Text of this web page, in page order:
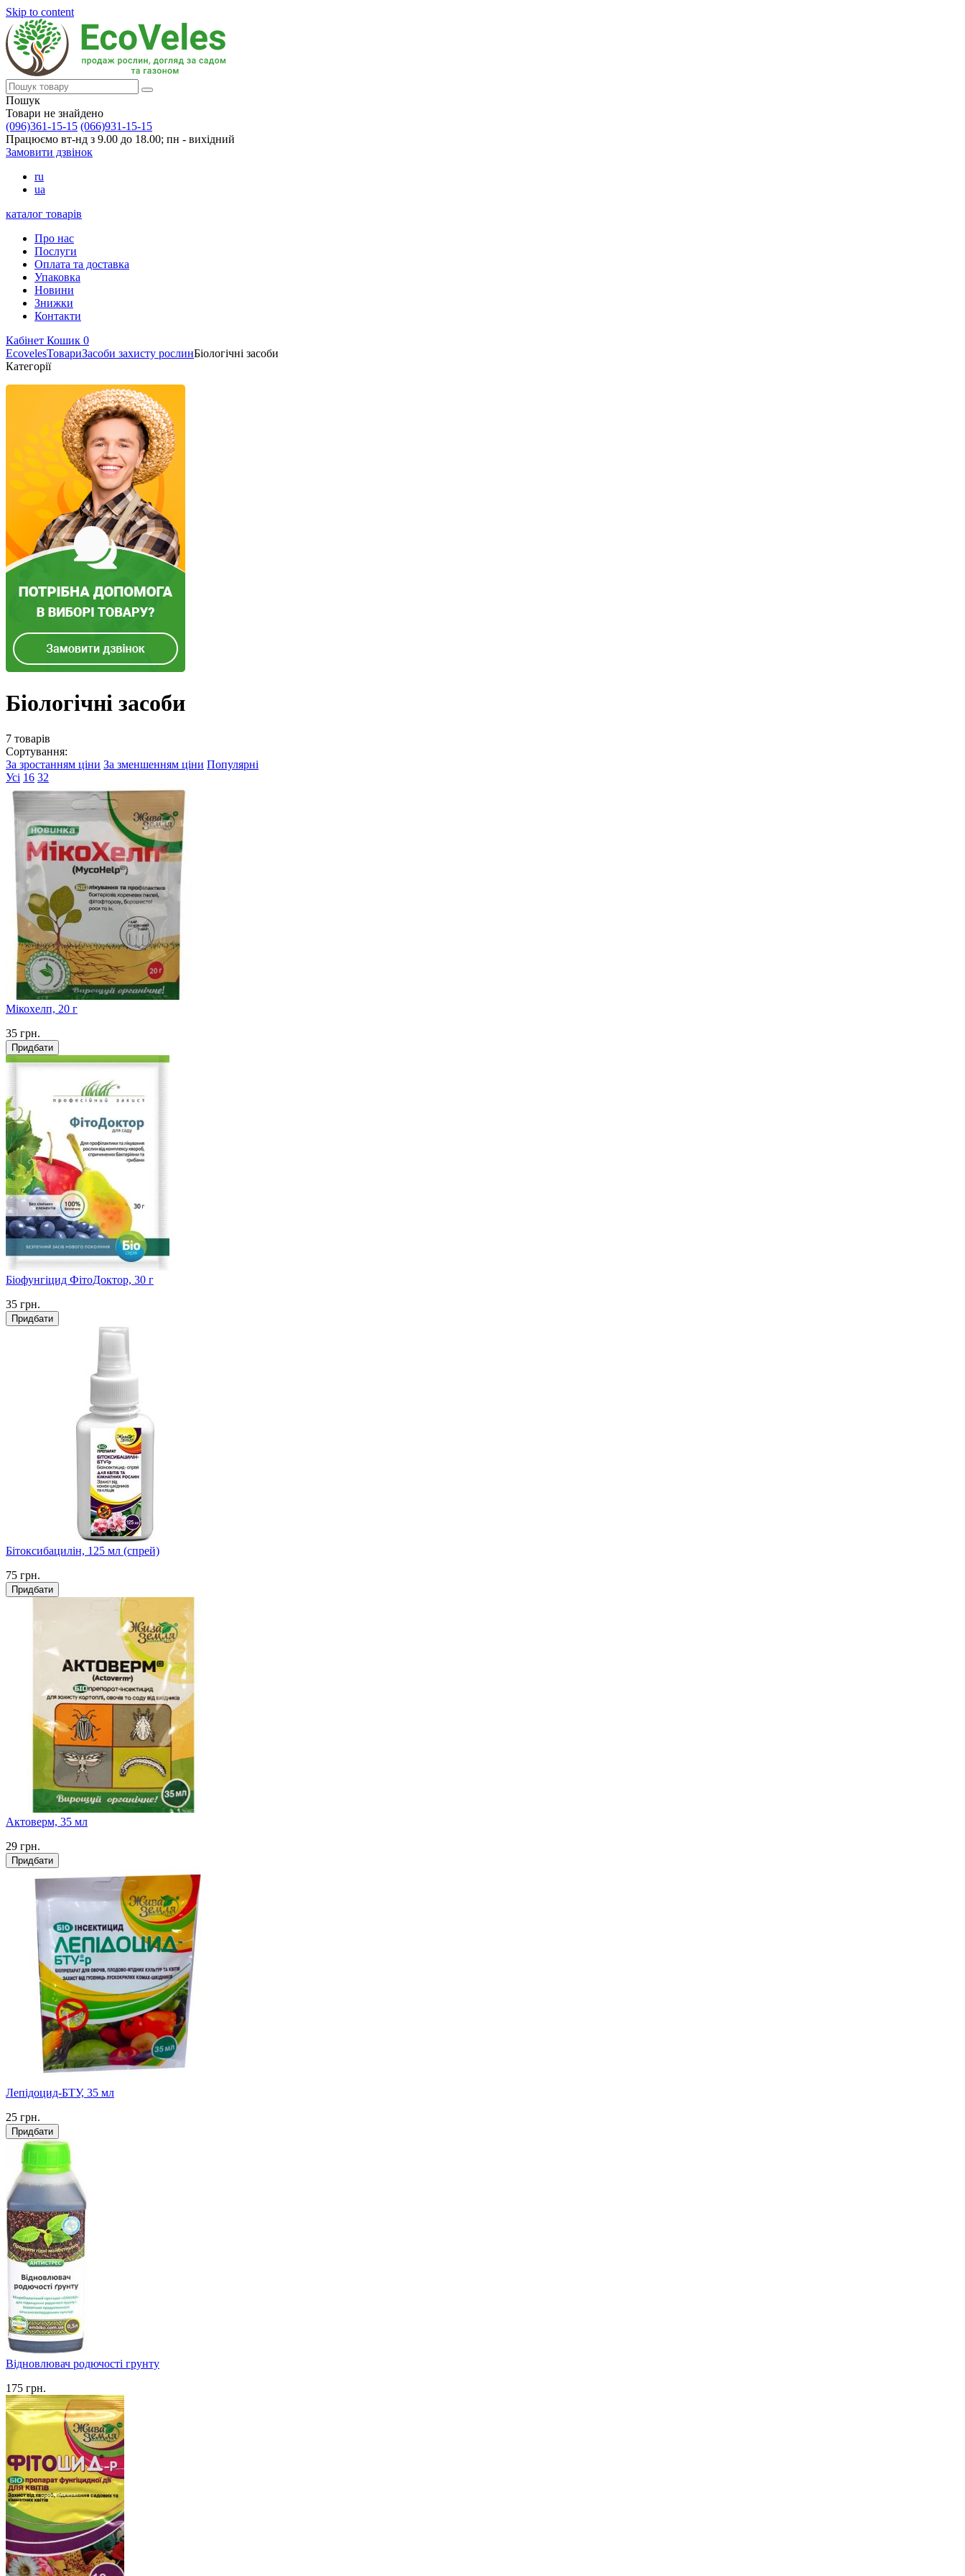
Skip to content
Пошук
Товари не знайдено
(096)361-15-15 (066)931-15-15
Працюємо вт-нд з 9.00 до 18.00; пн - вихідний
Замовити дзвінок
ru
ua
каталог товарів
Про нас
Послуги
Оплата та доставка
Упаковка
Новини
Знижки
Контакти
Кабінет Кошик 0
EcovelesТовариЗасоби захисту рослинБіологічні засоби
Категорії
Біологічні засоби
7 товарів
Сортування:
За зростанням ціни За зменшенням ціни Популярні
Усі 16 32
Мікохелп, 20 г
35 грн.
Придбати
Біофунгіцид ФітоДоктор, 30 г
35 грн.
Придбати
Бітоксибацилін, 125 мл (спрей)
75 грн.
Придбати
Актоверм, 35 мл
29 грн.
Придбати
Лепідоцид-БТУ, 35 мл
25 грн.
Придбати
Відновлювач родючості грунту
175 грн.